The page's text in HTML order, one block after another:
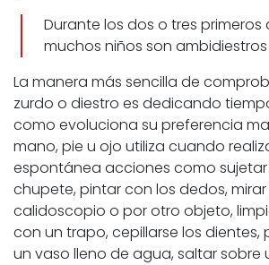
Durante los dos o tres primeros
muchos niños son ambidiestros
La manera más sencilla de
zurdo o diestro es dedicando
como evoluciona su preferencia
mano, pie u ojo utiliza cuando
espontánea acciones como
chupete, pintar con los dedos,
calidoscopio o por otro objeto,
con un trapo, cepillarse los dientes,
un vaso lleno de agua, saltar sobre